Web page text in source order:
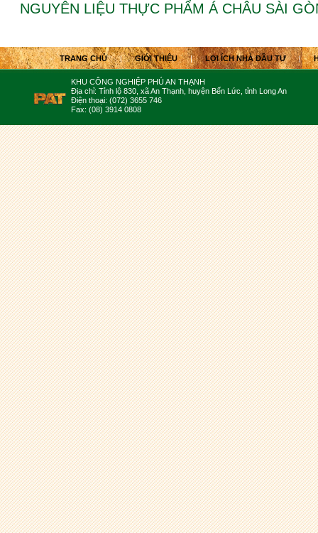
NGUYÊN LIỆU THỰC PHẨM Á CHÂU SÀI
TRANG CHỦ | GIỚI THIỆU | LỢI ÍCH NHÀ ĐẦU TƯ |
KHU CÔNG NGHIỆP PHÚ AN THẠNH
Địa chỉ: Tỉnh lộ 830, xã An Thạnh, huyện Bến Lức, tỉnh Long An
Điện thoại: (072) 3655 746
Fax: (08) 3914 0808